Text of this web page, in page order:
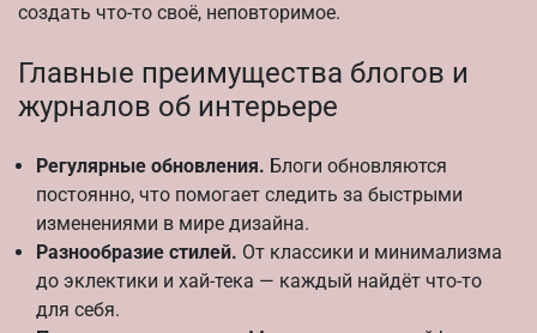
создать что-то своё, неповторимое.
Главные преимущества блогов и
журналов об интерьере
Регулярные обновления. Блоги обновляются
постоянно, что помогает следить за быстрыми
изменениями в мире дизайна.
Разнообразие стилей. От классики и минимализма
до эклектики и хай-тека — каждый найдёт что-то
для себя.